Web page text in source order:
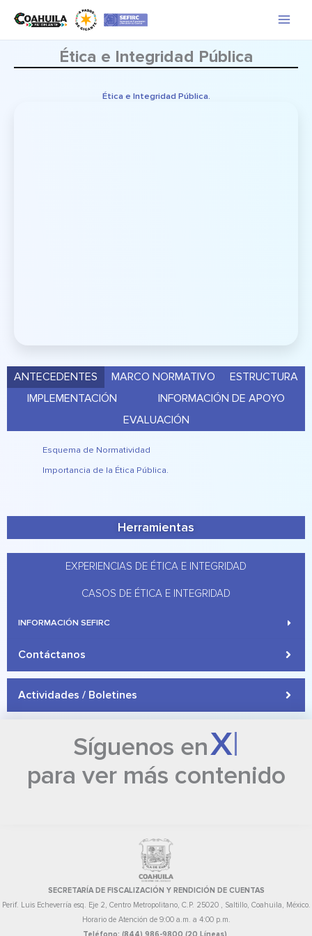
Ética e Integridad Pública
Ética e Integridad Pública.
ANTECEDENTES MARCO NORMATIVO
ESTRUCTURA
IMPLEMENTACIÓN
INFORMACIÓN DE APOYO
EVALUACIÓN
Esquema de Normatividad
Importancia de la Ética Pública.
Herramientas
EXPERIENCIAS DE ÉTICA E INTEGRIDAD
CASOS DE ÉTICA E INTEGRIDAD
INFORMACIÓN SEFIRC
Contáctanos
Actividades / Boletines
Síguenos enX
para ver más contenido
SECRETARÍA DE FISCALIZACIÓN Y RENDICIÓN DE CUENTAS
Perif. Luis Echeverría esq. Eje 2, Centro Metropolitano, C.P. 25020 , Saltillo, Coahuila, México.
Horario de Atención de 9:00 a.m. a 4:00 p.m.
Teléfono: (844) 986-9800 (20 Líneas)